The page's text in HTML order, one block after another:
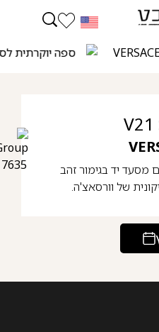
מסעד יד בגימור זהב
של וורסאצ'ה.